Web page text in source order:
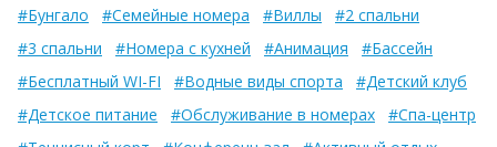
#Бунгало
#Семейные номера #Виллы
#2 спальни
#3 спальни
#Номера с кухней #Анимация
#Бассейн
#Бесплатный WI-FI
#Водные виды спорта
#Детский клуб
#Детское питание
#Обслуживание в номерах
#Спа-центр